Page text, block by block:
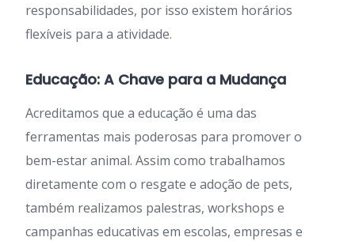
responsabilidades, por isso existem horários
flexíveis para a atividade.
Educação: A Chave para a Mudança
Acreditamos que a educação é uma das
ferramentas mais poderosas para promover o
bem-estar animal. Assim como trabalhamos
diretamente com o resgate e adoção de pets,
também realizamos palestras, workshops e
campanhas educativas em escolas, empresas e